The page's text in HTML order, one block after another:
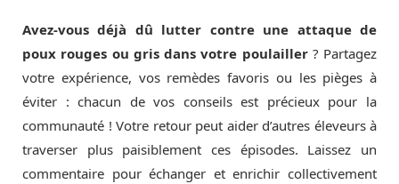
Avez-vous déjà dû lutter contre une attaque de
poux rouges ou gris dans votre poulailler ? Partagez
votre expérience, vos remèdes favoris ou les pièges à
éviter : chacun de vos conseils est précieux pour la
communauté ! Votre retour peut aider d’autres éleveurs à
traverser plus paisiblement ces épisodes. Laissez un
commentaire pour échanger et enrichir collectivement